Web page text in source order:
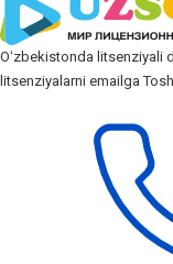
Oʻzbekistonda litsenziyali
litsenziyalarni emailga